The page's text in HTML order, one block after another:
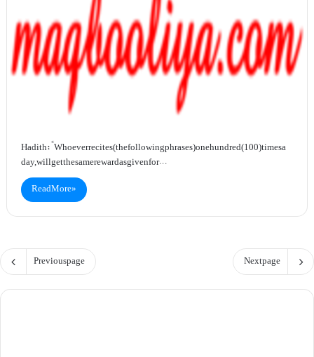
Hadith: “Whoever recites (the following phrases) one hundred (100) times a
day, will get the same reward as given for…
Read More »
Previous page Next page